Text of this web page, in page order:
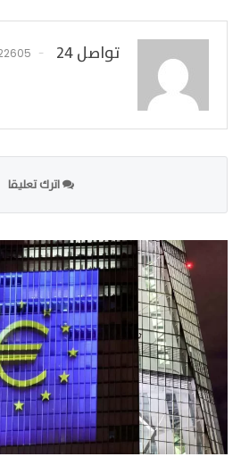
تواصل 24 22605
اترك تعليقا